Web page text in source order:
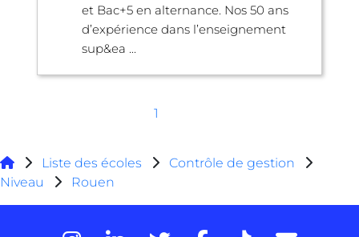
et Bac+5 en alternance. Nos 50 ans
d’expérience dans l’enseignement
sup&ea ...
1
Liste des écoles
Contrôle de gestion
Niveau
Rouen